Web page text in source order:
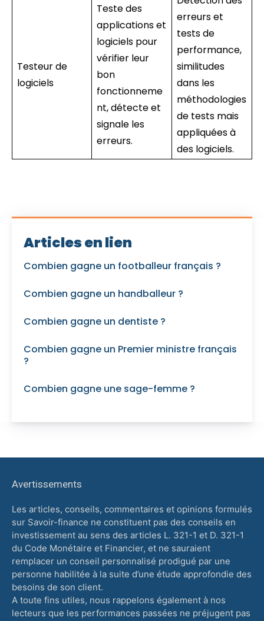
Testeur de
logiciels
Teste des
applications et
logiciels pour
vérifier leur
bon
fonctionneme
nt, détecte et
signale les
erreurs.
erreurs et
tests de
performance,
similitudes
dans les
méthodologies
de tests mais
appliquées à
des logiciels.
Articles en lien
Combien gagne un footballeur français ?
Combien gagne un handballeur ?
Combien gagne un dentiste ?
Combien gagne un Premier ministre français
?
Combien gagne une sage-femme ?
Avertissements
Les articles, conseils, commentaires et opinions formulés
sur Savoir-finance ne constituent pas des conseils en
investissement au sens des articles L. 321-1 et D. 321-1
du Code Monétaire et Financier, et ne sauraient
remplacer un conseil personnalisé prodigué par une
personne habilitée à la suite d’une étude approfondie des
besoins de son client.
A toute fins utiles, nous rappelons également à nos
lecteurs que les performances passées ne préjugent pas